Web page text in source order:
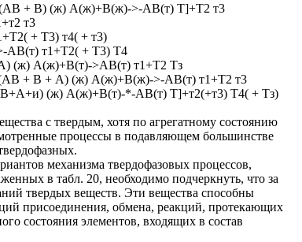
+ В) (ж) А(ж)+В(ж)->-АВ(т) Т]+Т2 т3
т3
+ Т3) т4( + т3)
АВ(т) т1+Т2( + Т3) Т4
(ж) А(ж)+В(т)->АВ(т) т1+Т2 Тз
+ В + А) (ж) А(ж)+В(ж)->-АВ(т) т1+Т2 т3
(ж) А(ж)+В(т)-*-АВ(т) Т]+т2(+т3) Т4( + Тз)
с твердым, хотя по агрегатному состоянию
процессы в подавляющем большинстве
механизма твердофазовых процессов,
в табл. 20, необходимо подчеркнуть, что за
твердых веществ. Эти вещества способны
присоединения, обмена, реакций, протекающих
состояния элементов, входящих в состав